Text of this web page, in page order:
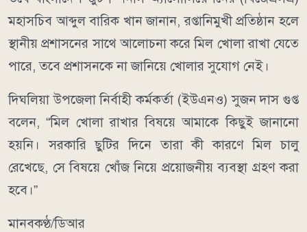
মহাসচিব আব্দুল বারিক খান জানান, রপ্তানিমুখী প্রতিষ্ঠান হলে
স্থানীয় প্রশাসনের সাথে আলোচনা করে মিল খোলা রাখা যেতে
পারে, তবে প্রশাসনকে না জানিয়ে খোলার সুযোগ নেই।
দিঘলিয়া উপজেলা নির্বাহী কর্মকর্তা (ইউএনও) সুজন দাস গুপ্ত
বলেন, “মিল খোলা রাখার বিষয়ে আমাকে কিছুই জানানো
হয়নি। সরকারি ছুটির দিনে তারা কী কারণে মিল চালু
রেখেছে, সে বিষয়ে খোঁজ নিয়ে প্রয়োজনীয় ব্যবস্থা গ্রহণ করা
হবে।”
মানবকণ্ঠ/ডিআর